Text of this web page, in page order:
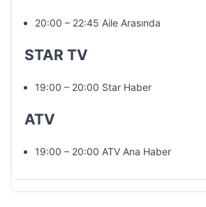
20:00 – 22:45 Aile Arasında
STAR TV
19:00 – 20:00 Star Haber
ATV
19:00 – 20:00 ATV Ana Haber